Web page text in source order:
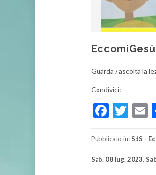
EccomiGesù
Guarda / ascolta la
Condividi:
Pubblicato in:SdS -
Sab. 08 lug. 2023,